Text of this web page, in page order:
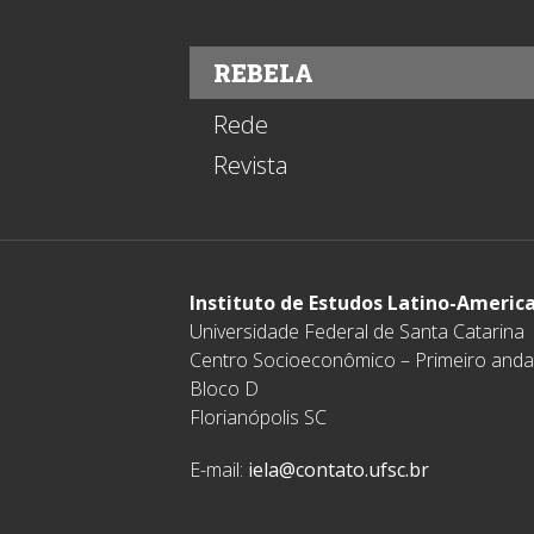
REBELA
Rede
Revista
Instituto de Estudos Latino-
Universidade Federal de Santa Catarina
Centro Socioeconômico – Primeiro
Bloco D
Florianópolis SC
E-mail: iela@contato.ufsc.br